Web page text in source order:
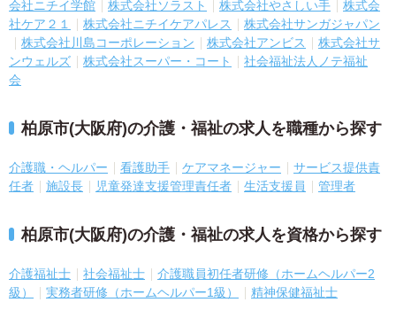
会社ニチイ学館
株式会社ソラスト 株式会社やさしい手
株式会
社ケア２１
株式会社ニチイケアパレス
株式会社サンガジャパン
株式会社川島コーポレーション
株式会社アンビス
株式会社サ
ンウェルズ
株式会社スーパー・コート
社会福祉法人ノテ福祉
会
柏原市(大阪府)の介護・福祉の求人を職種から探す
介護職・ヘルパー 看護助手 ケアマネージャー
サービス提供責
任者
施設長 児童発達支援管理責任者 生活支援員 管理者
柏原市(大阪府)の介護・福祉の求人を資格から探す
介護福祉士 社会福祉士
介護職員初任者研修（ホームヘルパー2
級）
実務者研修（ホームヘルパー1級） 精神保健福祉士